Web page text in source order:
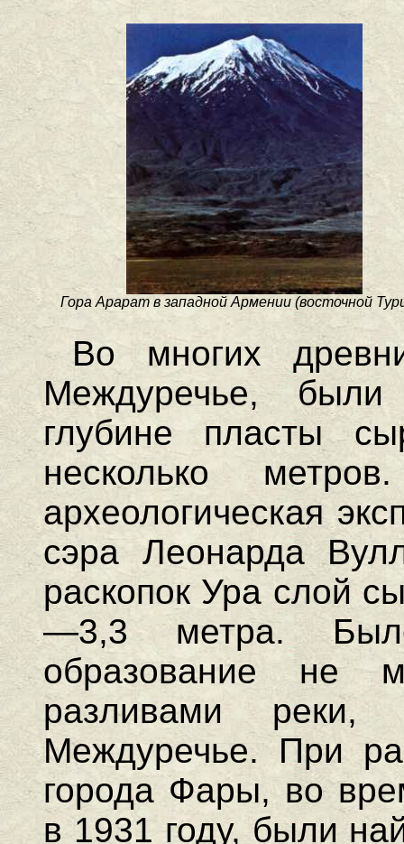
Гора Арарат в западной Армении (восточной
Во многих
Междуречье,
глубине пласты
несколько
археологическая
сэра Леонарда
раскопок Ура слой
—3,3 метра.
образование не
разливами реки,
Междуречье. При
города Фары, во
в 1931 году, были